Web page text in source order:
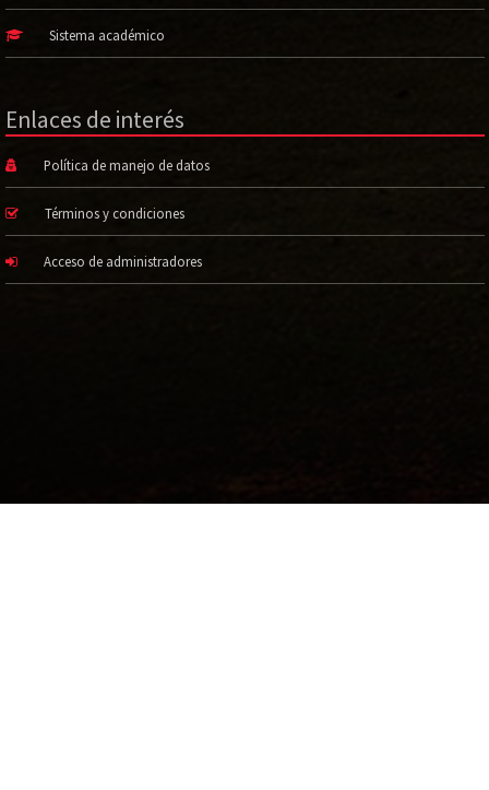
Sistema académico
Enlaces de interés
Política de manejo de datos
Términos y condiciones
Acceso de administradores